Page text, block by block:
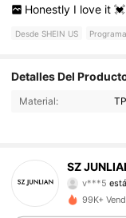
Honestly I love it 💓
Desde SHEIN US
Detalles Del
Material:
SZ
4.76 412
412
v***5está
4.76
412
99K+